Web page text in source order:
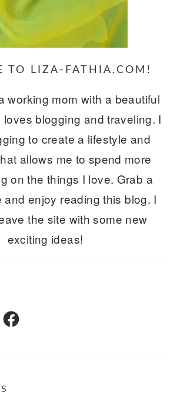
TO LIZA-FATHIA.COM!
working mom with a beautiful
blogging and traveling. I
to create a lifestyle and
allows me to spend more
on the things I love. Grab a
and enjoy reading this blog. I
the site with some new
exciting ideas!
Facebook